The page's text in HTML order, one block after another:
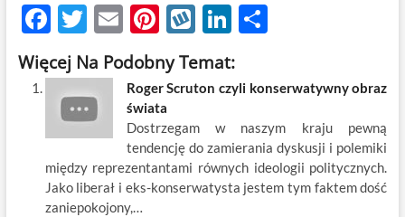
F
ac
e
b
o
o
k
T
w
itt
er
E
m
ail
Pi
nt
er
es
t
W
k
p
Li
k
e
dI
n
S
ar
Więcej Na Podobny Temat:
Roger Scruton czyli konserwatywny obraz
świata
Dostrzegam w naszym kraju pewną
tendencję do zamierania dyskusji i polemiki
między reprezentantami równych ideologii politycznych.
Jako liberał i eks-konserwatysta jestem tym faktem dość
zaniepokojony,…